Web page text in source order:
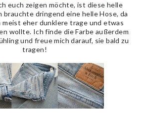
euch zeigen möchte, ist diese helle
brauchte dringend eine helle Hose, da
meist eher dunklere trage und etwas
wollte. Ich finde die Farbe außerdem
und freue mich darauf, sie bald zu
tragen!